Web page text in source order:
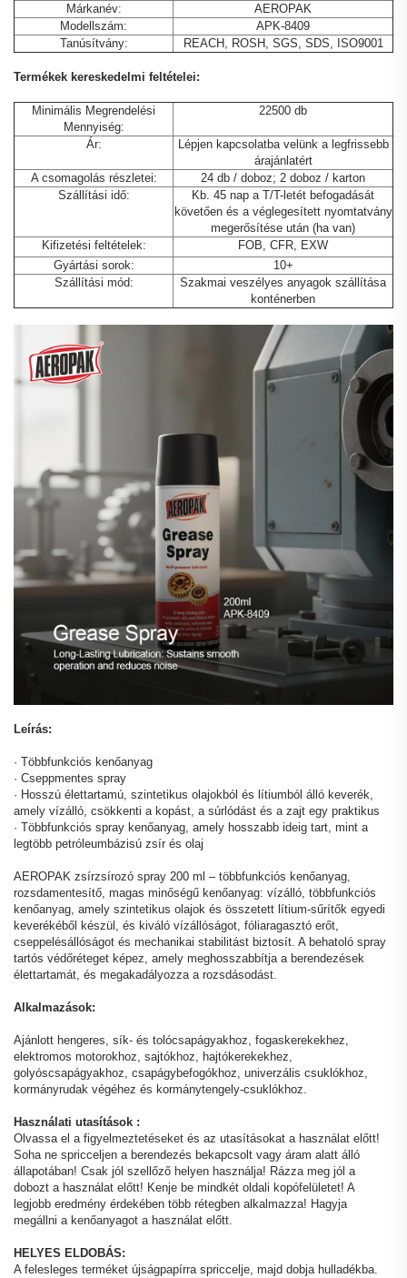
Márkanév:
AEROPAK
Modellszám:
APK-8409
Tanúsítvány:
REACH, ROSH, SGS, SDS, ISO9001
Termékek kereskedelmi feltételei:
Minimális Megrendelési
Mennyiség:
22500 db
Ár:
Lépjen kapcsolatba velünk a legfrissebb
árajánlatért
A csomagolás részletei:
24 db / doboz; 2 doboz / karton
Szállítási idő:
Kb. 45 nap a T/T-letét befogadását
követően és a véglegesített nyomtatvány
megerősítése után (ha van)
Kifizetési feltételek:
FOB, CFR, EXW
Gyártási sorok:
10+
Szállítási mód:
Szakmai veszélyes anyagok szállítása
konténerben
Leírás:
· Többfunkciós kenőanyag
· Cseppmentes spray
· Hosszú élettartamú, szintetikus olajokból és lítiumból álló keverék,
amely vízálló, csökkenti a kopást, a súrlódást és a zajt egy praktikus
· Többfunkciós spray kenőanyag, amely hosszabb ideig tart, mint a
legtöbb petróleumbázisú zsír és olaj
AEROPAK zsírzsírozó spray 200 ml – többfunkciós kenőanyag,
rozsdamentesítő, magas minőségű kenőanyag: vízálló, többfunkciós
kenőanyag, amely szintetikus olajok és összetett lítium-sűrítők egyedi
keverékéből készül, és kiváló vízállóságot, fóliaragasztó erőt,
cseppelésállóságot és mechanikai stabilitást biztosít. A behatoló spray
tartós védőréteget képez, amely meghosszabbítja a berendezések
élettartamát, és megakadályozza a rozsdásodást.
Alkalmazások:
Ajánlott hengeres, sík- és tolócsapágyakhoz, fogaskerekekhez,
elektromos motorokhoz, sajtókhoz, hajtókerekekhez,
golyóscsapágyakhoz, csapágybefogókhoz, univerzális csuklókhoz,
kormányrudak végéhez és kormánytengely-csuklókhoz.
Használati utasítások :
Olvassa el a figyelmeztetéseket és az utasításokat a használat előtt!
Soha ne spricceljen a berendezés bekapcsolt vagy áram alatt álló
állapotában! Csak jól szellőző helyen használja! Rázza meg jól a
dobozt a használat előtt! Kenje be mindkét oldali kopófelületet! A
legjobb eredmény érdekében több rétegben alkalmazza! Hagyja
megállni a kenőanyagot a használat előtt.
HELYES ELDOBÁS:
A felesleges terméket újságpapírra spriccelje, majd dobja hulladékba.